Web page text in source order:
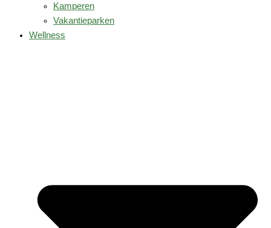
Kamperen
Vakantieparken
Wellness